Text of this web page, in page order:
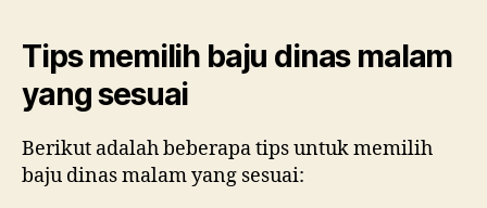
Tips memilih baju dinas malam
yang sesuai
Berikut adalah beberapa tips untuk memilih
baju dinas malam yang sesuai: